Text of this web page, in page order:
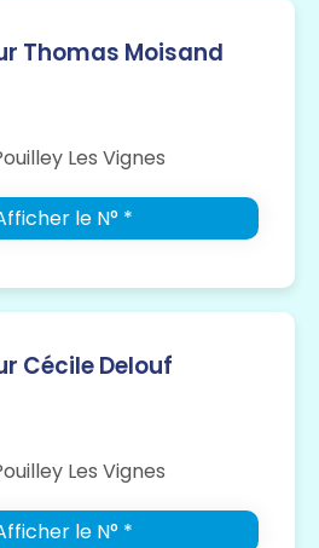
Thomas Moisand
Les Vignes
le N° *
Cécile Delouf
Les Vignes
le N° *